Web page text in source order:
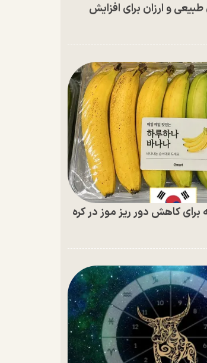
و ارزان برای افزایش
برای کاهش دور ریز موز در کره